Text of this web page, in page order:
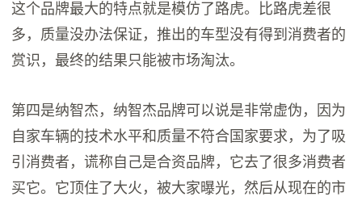
这个品牌最大的特点就是模仿了路虎。比路虎差很
多，质量没办法保证，推出的车型没有得到消费者的
赏识，最终的结果只能被市场淘汰。
第四是纳智杰，纳智杰品牌可以说是非常虚伪，因为
自家车辆的技术水平和质量不符合国家要求，为了吸
引消费者，谎称自己是合资品牌，它去了很多消费者
买它。它顶住了大火，被大家曝光，然后从现在的市